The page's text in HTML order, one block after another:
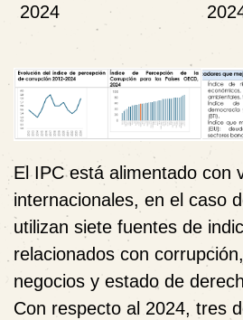
2024
El IPC está alimentado con
internacionales, en el caso
utilizan siete fuentes de
relacionados con
negocios y estado de
Con respecto al 2024, tres